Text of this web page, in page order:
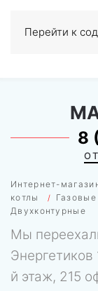
Перейти к
0
Интернет-
котлы
Двухконтурные
8
Мы
й этаж, 215